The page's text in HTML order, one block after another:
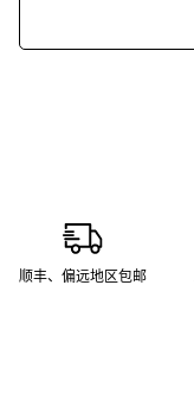
顺丰、偏远地区包邮